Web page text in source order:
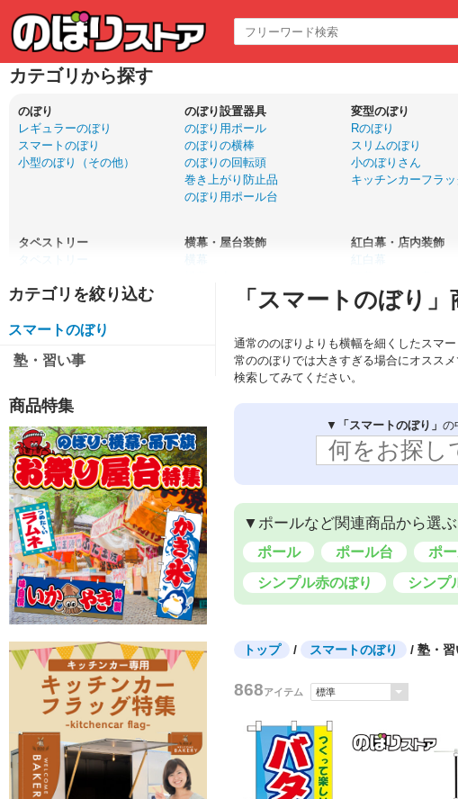
カテゴリから探す
のぼり
レギュラーのぼり
スマートのぼり
小型のぼり（その他）
のぼり設置器具
のぼり用ポール
のぼりの横棒
のぼりの回転頭
巻き上がり防止品
のぼり用ポール台
変型のぼり
Rのぼり
スリムのぼり
小のぼりさん
キッチンカーフラ
タペストリー
タペストリー
口上書きタペストリー
横幕・屋台装飾
横幕
吊下旗・POP風船
紅白幕・店内装飾
紅白幕
布ポスター
LED看板・サイン
エア看板 3m
エア看板 1.5m
バナースタンド
ロールアップバナー
スマートのぼり
塾・習い事
商品特集
「スマートのぼり
通常ののぼりよりも横幅を細くしたスマ
常ののぼりでは大きすぎる場合にオスス
検索してみてください。
▼ 「スマートのぼり」 の
▼ポールなど関連商品から選ぶ
ポール ポール台 ポ
シンプル赤のぼり
シンプ
トップ / スマートのぼり / 塾・習
868アイテム